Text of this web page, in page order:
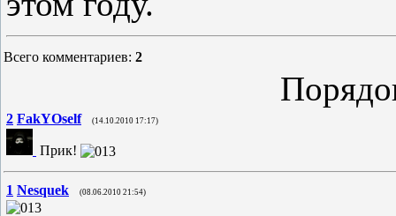
Всего комментариев: 2
2 FakYOself (14.10.2010 17:17)
Прик!
1 Nesquek (08.06.2010 21:54)